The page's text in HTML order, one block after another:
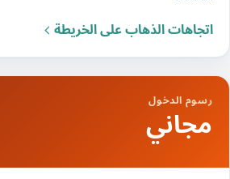
اتجاهات الذهاب على الخريطة
رسوم الدخول
مجاني